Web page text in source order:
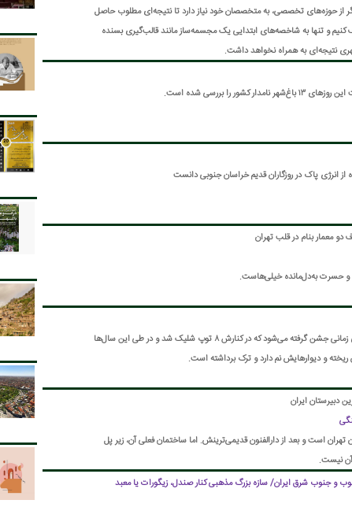
مرگ آرام فضاست، پشت نقابی از فرم‌های مدرن و واژگان فرهنگی.
حوزه‌های تخصصی، به متخصصان خود نیاز دارد تا نتیجه‌ای مطلوب حاصل
و تنها به شاخصه‌های ابتدایی یک مجسمه‌ساز مانند قالب‌گیری بسنده
نتیجه‌ای به همراه نخواهد داشت.
را بررسی شده است.
از انرژی پاک در روزگاران قدیم خراسان جنوبی دانست
دو معمار بنام در قلب تهران
و حسرت به‌دل‌مانده خیلی‌هاست.
پنجاهمین سال بهره برداری از برج آزادی زمانی جشن گرفته می‌شود که در کنارش ۸ توپ شلیک شد و در طی این سال‌ها
و دیوارهایش نم دارد و ترک برداشته است.
دبیرستان ایران
تهران است و بعد از دارالفنون قدیمی‌ترینش. اما ساختمان فعلی آن، زیر پل
آن نیست.
و جنوب شرق ایران/ سازه بزرگ مذهبی کنار صندل، زیگورات یا معبد